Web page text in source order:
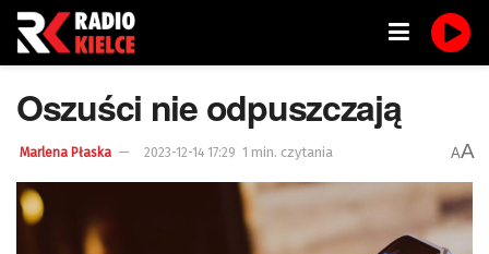
Oszuści nie odpuszczają
Marlena Płaska 2023-12-14 17:29 1 min. czytania AA